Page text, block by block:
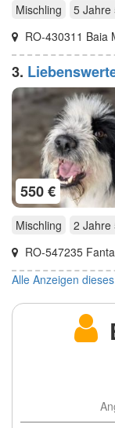
Mischling
5 Jahre
RO-430311 Baia
3.
550 €
Mischling 2 Jahre
RO-547235
Alle Anzeigen